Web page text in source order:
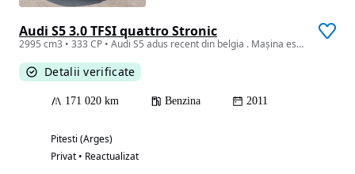
Audi S5 3.0 TFSI quattro Stronic
2995 cm3 • 333 CP • Audi S5 adus recent din belgia . Mașina este înmatriculată, totul func
Detalii verificate
171 020 km Benzina 2011
Pitesti (Arges)
Privat • Reactualizat